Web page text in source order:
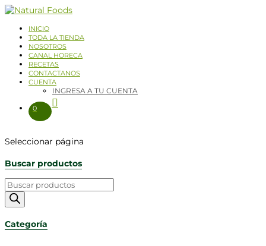
INICIO
TODA LA TIENDA
NOSOTROS
CANAL HORECA
RECETAS
CONTACTANOS
CUENTA
INGRESA A TU CUENTA
0
Seleccionar página
Buscar productos
Categoría